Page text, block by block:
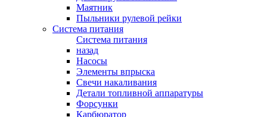
Маятник
Пыльники рулевой рейки
Система питания
Система питания
назад
Насосы
Элементы впрыска
Свечи накаливания
Детали топливной аппаратуры
Форсунки
Карбюратор